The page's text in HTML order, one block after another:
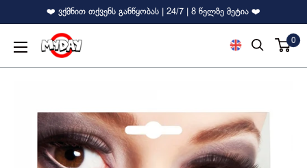
❤️ ვქმნით თქვენს განწყობას | 24/7 | 8 წელზე მეტია ❤️
MyDay 0